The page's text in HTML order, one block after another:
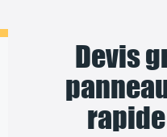
Devis